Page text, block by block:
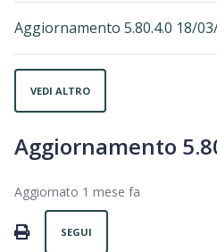
Aggiornamento 5.80.4.0 18/
VEDI ALTRO
Aggiornamento
Aggiornato 1 mese fa
PRINT
SEGUI